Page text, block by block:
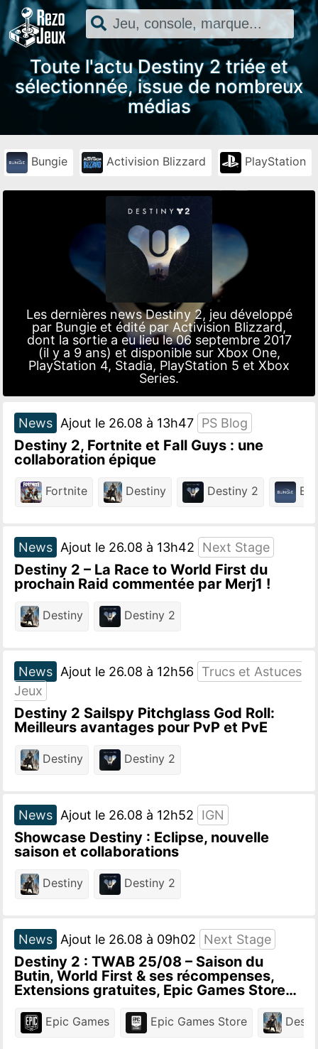
Toute l'actu Destiny 2 triée et
sélectionnée, issue de nombreux
médias
Bungie Activision Blizzard PlayStation
Les dernières news Destiny 2, jeu développé
par Bungie et édité par Activision Blizzard,
dont la sortie a eu lieu le 06 septembre 2017
(il y a 9 ans) et disponible sur Xbox One,
PlayStation 4, Stadia, PlayStation 5 et Xbox
Series.
News Ajout le 26.08 à 13h47 PS Blog
Destiny 2, Fortnite et Fall Guys : une
collaboration épique
Fortnite Destiny Destiny 2
News Ajout le 26.08 à 13h42 Next Stage
Destiny 2 – La Race to World First du
prochain Raid commentée par Merj1 !
Destiny Destiny 2
News Ajout le 26.08 à 12h56
Trucs et Astuces
Jeux
Destiny 2 Sailspy Pitchglass God Roll:
Meilleurs avantages pour PvP et PvE
Destiny Destiny 2
News Ajout le 26.08 à 12h52 IGN
Showcase Destiny : Eclipse, nouvelle
saison et collaborations
Destiny Destiny 2
News Ajout le 26.08 à 09h02 Next Stage
Destiny 2 : TWAB 25/08 – Saison du
Butin, World First & ses récompenses,
Extensions gratuites, Epic Games Store…
Epic Games Epic Games Store